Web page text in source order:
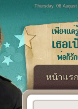
Thursday, 06 August
หน้าแรก